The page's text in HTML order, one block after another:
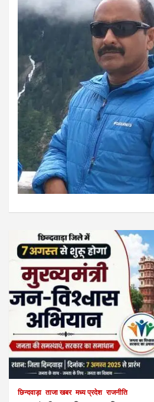
छिन्दवाड़ा ताजा खबर मध्य प्रदेश राजनीति